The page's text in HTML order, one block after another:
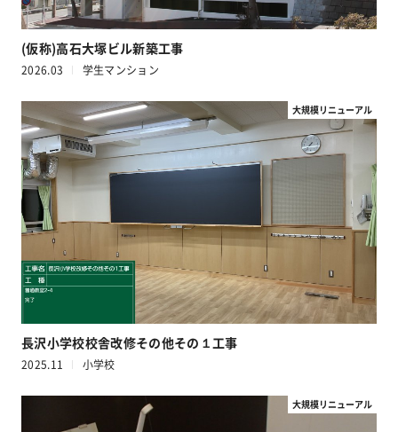
(仮称)高石大塚ビル新築工事
2026.03 学生マンション
大規模リニューアル
長沢小学校校舎改修その他その１工事
2025.11 小学校
大規模リニューアル